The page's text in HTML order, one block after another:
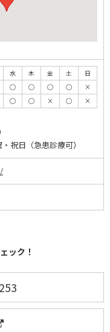
水 木 金 土
日
◯ ◯ ◯ ◯
×
◯ ◯ × ◯ ×
祝日（急患診療可）
ック！